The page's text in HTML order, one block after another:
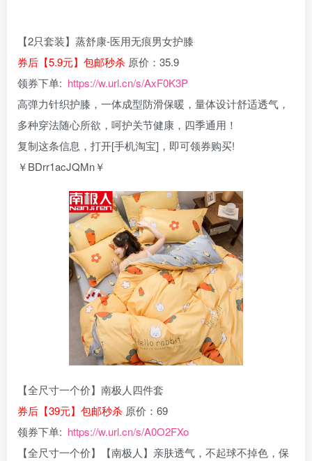
【2只套装】蒸舒康-医用无痕男女护膝
券后【5.9元】包邮秒杀 原价：35.9
领券下单: https://w.url.cn/s/AxF0K3P
高弹力针织护膝，一体成型防滑保暖，量体设计舒适透气，
多种穿法随心所欲，呵护关节健康，四季通用！
复制这条信息，打开[手机淘宝]，即可领券购买!
￥BDrr1acJQMn￥
【全尺寸一个价】南极人四件套
券后【39元】包邮秒杀 原价：69
领券下单: https://w.url.cn/s/A0O2FXo
【全尺寸一个价】【南极人】亲肤透气，不起球不掉色，保